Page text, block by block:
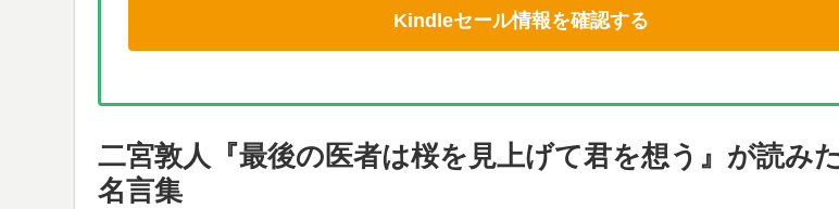
Kindleセール情報を確認する
二宮敦人『最後の医者は桜を見上げて君を想う』が読み
名言集